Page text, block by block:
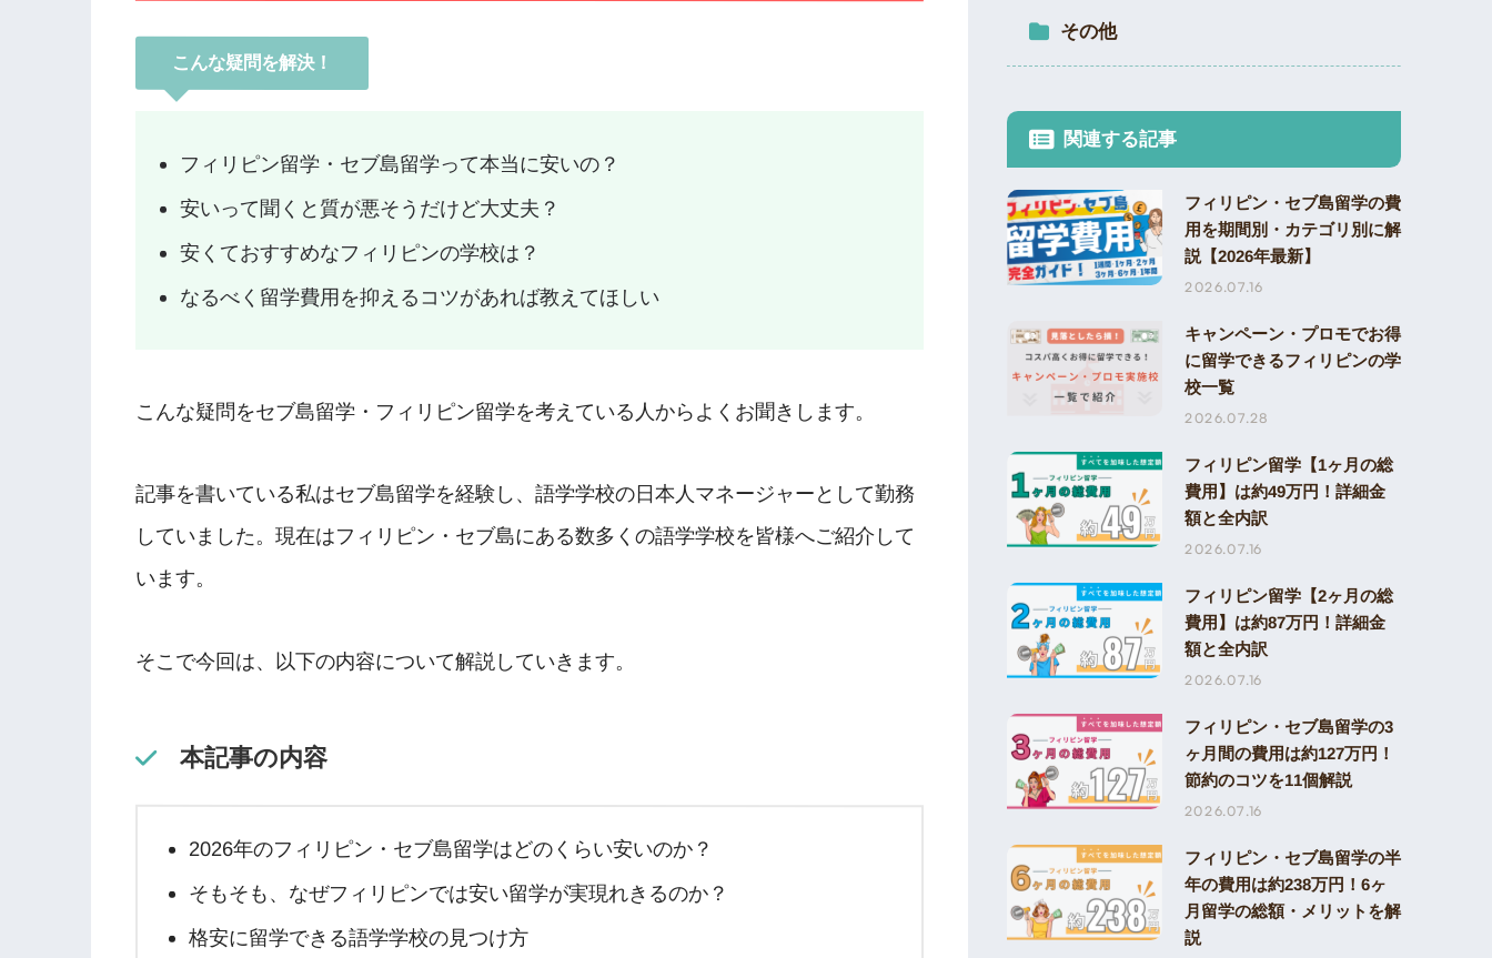
こんな疑問を解決！
フィリピン留学・セブ島留学って本当に安いの？
安いって聞くと質が悪そうだけど大丈夫？
安くておすすめなフィリピンの学校は？
なるべく留学費用を抑えるコツがあれば教えてほしい
こんな疑問をセブ島留学・フィリピン留学を考えている人からよくお聞きします。
記事を書いている私はセブ島留学を経験し、語学学校の日本人マネージャーとして勤務
していました。現在はフィリピン・セブ島にある数多くの語学学校を皆様へご紹介して
います。
そこで今回は、以下の内容について解説していきます。
本記事の内容
2026年のフィリピン・セブ島留学はどのくらい安いのか？
そもそも、なぜフィリピンでは安い留学が実現れきるのか？
格安に留学できる語学学校の見つけ方
その他
関連する記事
フィリピン・セブ島留学の費
用を期間別・カテゴリ別に解
説【2026年最新】
2026.07.16
キャンペーン・プロモでお得
に留学できるフィリピンの学
校一覧
2026.07.28
フィリピン留学【1ヶ月の総
費用】は約49万円！詳細金
額と全内訳
2026.07.16
フィリピン留学【2ヶ月の総
費用】は約87万円！詳細金
額と全内訳
2026.07.16
フィリピン・セブ島留学の3
ヶ月間の費用は約127万円！
節約のコツを11個解説
2026.07.16
フィリピン・セブ島留学の半
年の費用は約238万円！6ヶ
月留学の総額・メリットを解
説